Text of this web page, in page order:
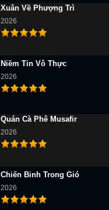
Xuân Về Phượng Trì
2026
Niềm Tin Vô Thực
2026
Quán Cà Phê Musafir
2026
Chiến Binh Trong Gió
2026